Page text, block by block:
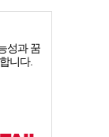
성과 꿈
니다.